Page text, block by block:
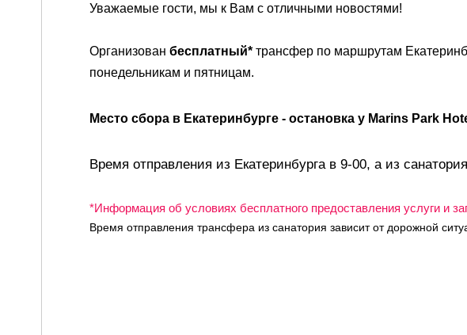
Уважаемые гости, мы к Вам с отличными новостями!
Организован бесплатный* трансфер по маршрутам
понедельникам и пятницам.
Место сбора в Екатеринбурге - остановка у Marins Park
Время отправления из Екатеринбурга в 9-00, а из
*Информация об условиях бесплатного предоставления услуги и
Время отправления трансфера из санатория зависит от дорожной